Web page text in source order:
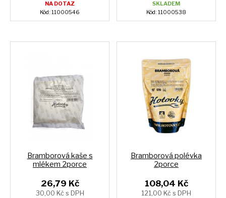
NA DOTAZ
Kód: 11000546
SKLADEM
Kód: 11000538
Bramborová kaše s
mlékem 2porce
26,79 Kč
30,00 Kč s DPH
Bramborová polévka
2porce
108,04 Kč
121,00 Kč s DPH